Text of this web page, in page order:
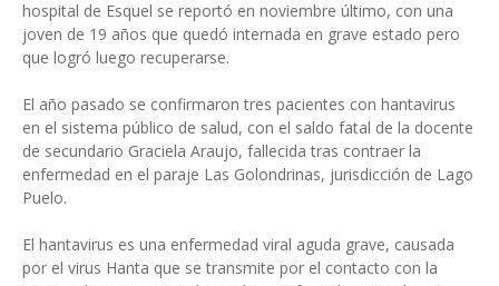
hospital de Esquel se reportó en noviembre último, con una
joven de 19 años que quedó internada en grave estado pero
que logró luego recuperarse.
El año pasado se confirmaron tres pacientes con hantavirus
en el sistema público de salud, con el saldo fatal de la docente
de secundario Graciela Araujo, fallecida tras contraer la
enfermedad en el paraje Las Golondrinas, jurisdicción de Lago
Puelo.
El hantavirus es una enfermedad viral aguda grave, causada
por el virus Hanta que se transmite por el contacto con la